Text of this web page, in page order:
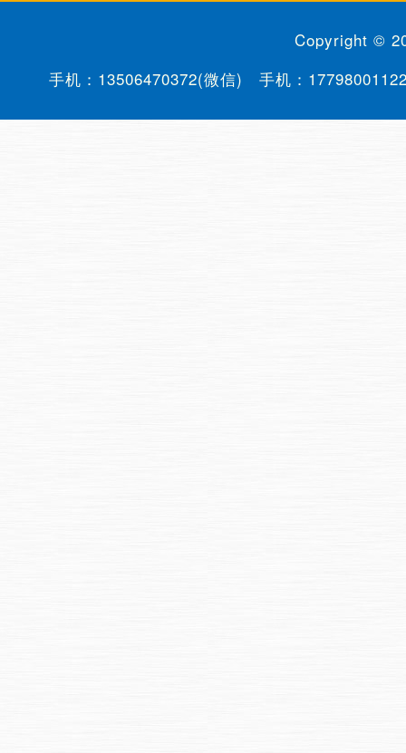
Copyright ©
手机： 13506470372(微信) 手机：